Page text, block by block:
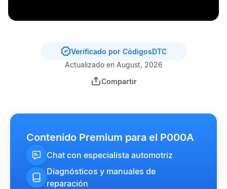
Verificado por CódigosDTC
Actualizado en August, 2026
Compartir
Contenido Premium para el P000A
Chat con especialista automotriz
Diagnósticos y manuales de
reparación